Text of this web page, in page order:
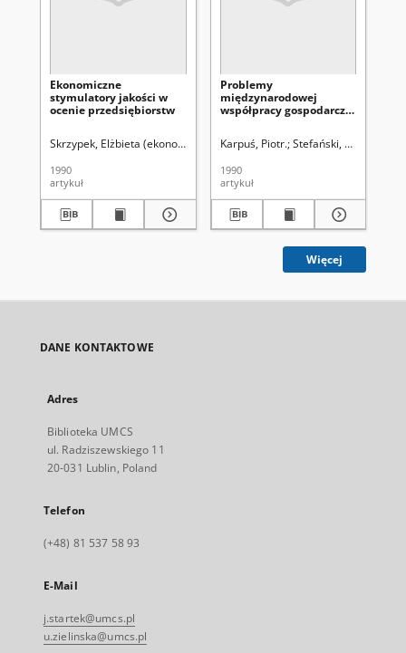
Ekonomiczne
stymulatory jakości w
ocenie przedsiębiorstw
Skrzypek, Elżbieta (ekonomia).
1990
artykuł
Problemy
międzynarodowej
współpracy gospodarczej
Karpuś, Piotr. Stefański, Marian.
1990
artykuł
Więcej
DANE KONTAKTOWE
Adres
Biblioteka UMCS
ul. Radziszewskiego 11
20-031 Lublin, Poland
Telefon
(+48) 81 537 58 93
E-Mail
j.startek@umcs.pl
u.zielinska@umcs.pl